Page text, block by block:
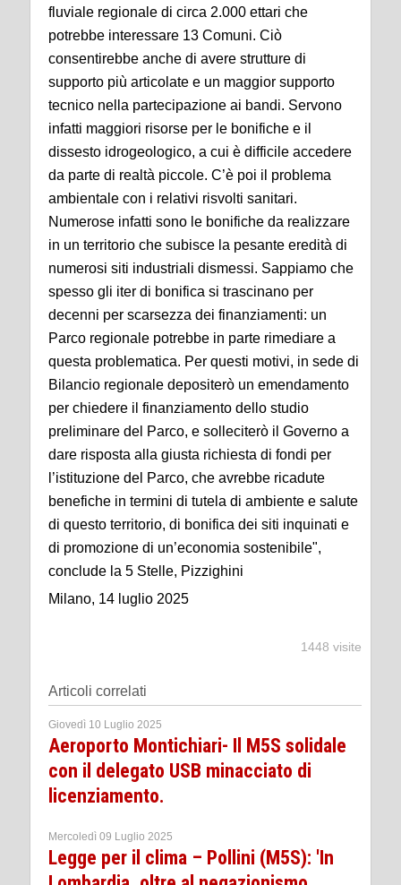
fluviale regionale di circa 2.000 ettari che
potrebbe interessare 13 Comuni. Ciò
consentirebbe anche di avere strutture di
supporto più articolate e un maggior supporto
tecnico nella partecipazione ai bandi. Servono
infatti maggiori risorse per le bonifiche e il
dissesto idrogeologico, a cui è difficile accedere
da parte di realtà piccole. C’è poi il problema
ambientale con i relativi risvolti sanitari.
Numerose infatti sono le bonifiche da realizzare
in un territorio che subisce la pesante eredità di
numerosi siti industriali dismessi. Sappiamo che
spesso gli iter di bonifica si trascinano per
decenni per scarsezza dei finanziamenti: un
Parco regionale potrebbe in parte rimediare a
questa problematica. Per questi motivi, in sede di
Bilancio regionale depositerò un emendamento
per chiedere il finanziamento dello studio
preliminare del Parco, e solleciterò il Governo a
dare risposta alla giusta richiesta di fondi per
l’istituzione del Parco, che avrebbe ricadute
benefiche in termini di tutela di ambiente e salute
di questo territorio, di bonifica dei siti inquinati e
di promozione di un’economia sostenibile",
conclude la 5 Stelle, Pizzighini
Milano, 14 luglio 2025
1448 visite
Articoli correlati
Giovedì 10 Luglio 2025
Aeroporto Montichiari- Il M5S solidale
con il delegato USB minacciato di
licenziamento.
Mercoledì 09 Luglio 2025
Legge per il clima – Pollini (M5S): 'In